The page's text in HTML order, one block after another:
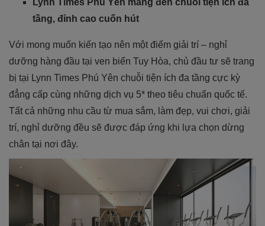
Lynn Times Phú Yên mang đến chuỗi tiện ích đa
tầng, đỉnh cao cuốn hút
Với mong muốn kiến tạo nên một điểm giải trí – nghỉ
dưỡng hàng đầu tại ven biển Tuy Hòa, chủ đầu tư sẽ trang
bị tại Lynn Times Phú Yên chuỗi tiện ích đa tầng cực kỳ
đẳng cấp cùng những dịch vụ 5* theo tiêu chuẩn quốc tế.
Tất cả những nhu cầu từ mua sắm, làm đẹp, vui chơi, giải
trí, nghỉ dưỡng đều sẽ được đáp ứng khi lựa chọn dừng
chân tại nơi đây.